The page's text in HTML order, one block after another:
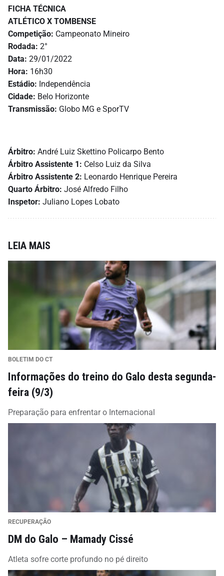
FICHA TÉCNICA
ATLÉTICO X TOMBENSE
Competição: Campeonato Mineiro
Rodada: 2°
Data: 29/01/2022
Hora: 16h30
Estádio: Independência
Cidade: Belo Horizonte
Transmissão: Globo MG e SporTV
Árbitro: André Luiz Skettino Policarpo Bento
Árbitro Assistente 1: Celso Luiz da Silva
Árbitro Assistente 2: Leonardo Henrique Pereira
Quarto Árbitro: José Alfredo Filho
Inspetor: Juliano Lopes Lobato
LEIA MAIS
BOLETIM DO CT
Informações do treino do Galo desta segunda-
feira (9/3)
Preparação para enfrentar o Internacional
RECUPERAÇÃO
DM do Galo – Mamady Cissé
Atleta sofre corte profundo no pé direito